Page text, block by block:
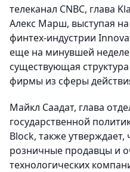
телеканал CNBC, глава
Алекс Марш, выступая
финтех-индустрии
еще на минувшей
существующая
фирмы из сферы
Майкл Саадат, глава
государственной
Block, также
розничные продавцы и
технологических